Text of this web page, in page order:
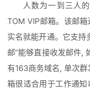
人数为一到三人
TOM VIP邮箱。该邮
实名就能开通。它支持
邮”能够直接收发邮件,
有163商务域名, 单次
箱很适合用于工作通